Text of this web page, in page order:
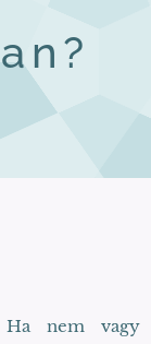
Ha nem vagy